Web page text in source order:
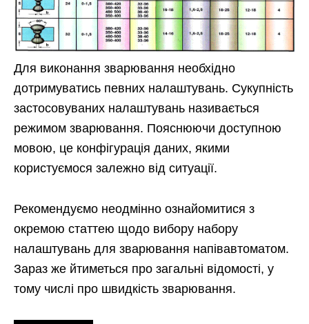
Для виконання зварювання необхідно
дотримуватись певних налаштувань. Сукупність
застосовуваних налаштувань називається
режимом зварювання. Пояснюючи доступною
мовою, це конфігурація даних, якими
користуємося залежно від ситуації.
Рекомендуємо неодмінно ознайомитися з
окремою статтею щодо вибору набору
налаштувань для зварювання напівавтоматом.
Зараз же йтиметься про загальні відомості, у
тому числі про швидкість зварювання.